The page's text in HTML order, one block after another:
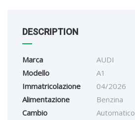
DESCRIPTION
Marca
AUDI
Modello
A1
Immatricolazione
04/2026
Alimentazione
Benzina
Cambio
Automatico